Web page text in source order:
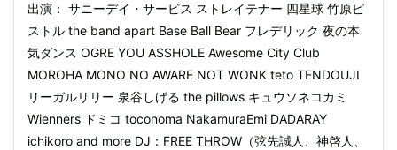
出演： サニーデイ・サービス ストレイテナー 四星球 竹原ピ
ストル the band apart Base Ball Bear フレデリック 夜の本
気ダンス OGRE YOU ASSHOLE Awesome City Club
MOROHA MONO NO AWARE NOT WONK teto TENDOUJI
リーガルリリー 泉谷しげる the pillows キュウソネコカミ
Wienners ドミコ toconoma NakamuraEmi DADARAY
ichikoro and more DJ：FREE THROW（弦先誠人、神啓人、